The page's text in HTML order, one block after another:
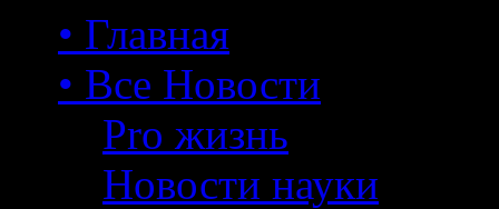
• Главная
• Все Новости
Pro жизнь
Новости науки